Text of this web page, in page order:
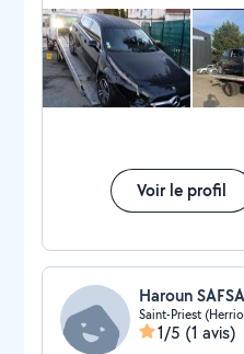
Remorquage véhicule sans clé
Frein Bloqué Remorquage Boite a vitesse Bloqué
Dépannage sur place avant
conseillons ou
garage soit nous vous
Voir le profil
Haroun
Saint-Priest
1/5 (1 avis)